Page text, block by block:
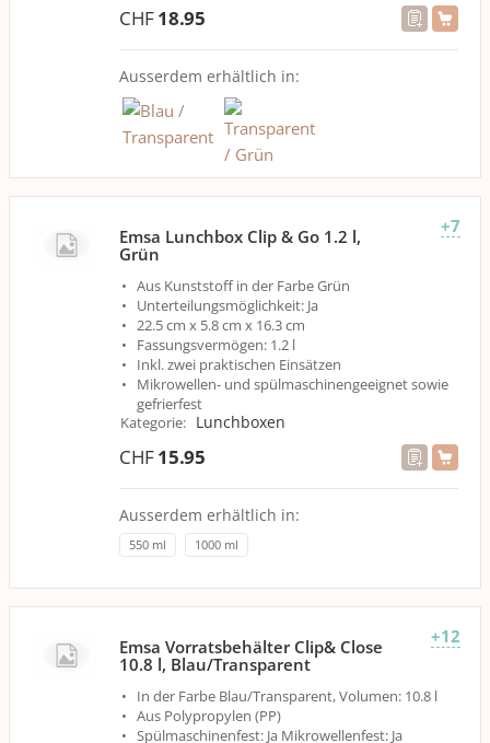
CHF18.95
Ausserdem erhältlich in:
+7
Emsa Lunchbox Clip & Go 1.2 l,
Grün
Aus Kunststoff in der Farbe Grün
Unterteilungsmöglichkeit: Ja
22.5 cm x 5.8 cm x 16.3 cm
Fassungsvermögen: 1.2 l
Inkl. zwei praktischen Einsätzen
Mikrowellen- und spülmaschinengeeignet sowie
gefrierfest
Kategorie: Lunchboxen
CHF15.95
Ausserdem erhältlich in:
550 ml 1000 ml
+12
Emsa Vorratsbehälter Clip& Close
10.8 l, Blau/Transparent
In der Farbe Blau/Transparent, Volumen: 10.8 l
Aus Polypropylen (PP)
Spülmaschinenfest: Ja Mikrowellenfest: Ja